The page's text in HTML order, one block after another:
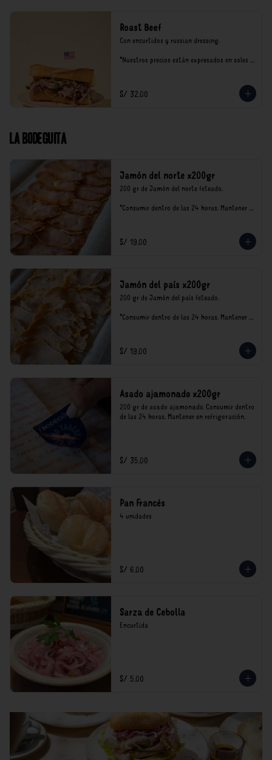
Roast Beef
Con encurtidos y russian dressing.
*Nuestros precios están expresados en soles e
S/ 32.00
La Bodeguita
Jamón del norte x200gr
200 gr de Jamón del norte feteado.
*Consumir dentro de las 24 horas. Mantener
incluyen impuestos de ley y recargo al
consumo.
S/ 19.00
Jamón del país x200gr
200 gr de Jamón del país feteado.
*Consumir dentro de las 24 horas. Mantener
incluyen impuestos de ley y recargo al
consumo.
S/ 19.00
Asado ajamonado x200gr
200 gr de asado ajamonado. Consumir dentro
de las 24 horas. Mantener en refrigeración.
S/ 35.00
Pan Francés
4 unidades
S/ 6.00
Sarza de Cebolla
Encurtida
S/ 5.00